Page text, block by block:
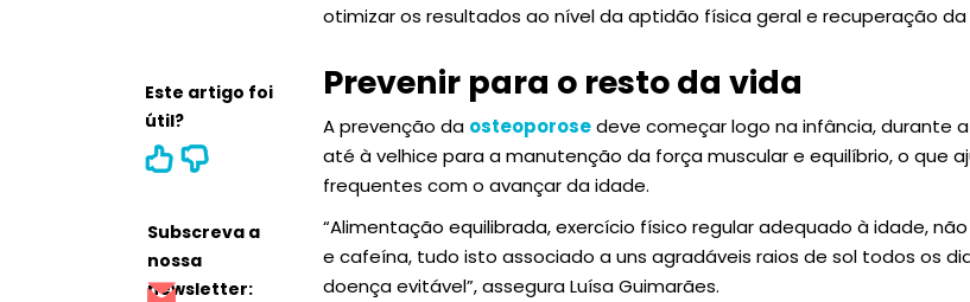
otimizar os resultados ao nível da aptidão física geral e recuperação
Prevenir para o resto da vida
A prevenção da osteoporosedeve começar logo na infância, durante
até à velhice para a manutenção da força muscular e equilíbrio, o que
frequentes com o avançar da idade.
“Alimentação equilibrada, exercício físico regular adequado à idade,
e cafeína, tudo isto associado a uns agradáveis raios de sol todos os
doença evitável”, assegura Luísa Guimarães.
Este artigo foi
útil?
Subscreva a
nossa
newsletter: